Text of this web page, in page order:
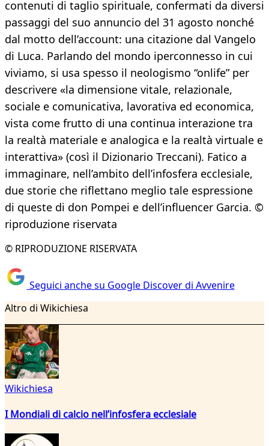
contenuti di taglio spirituale, confermati da diversi
passaggi del suo annuncio del 31 agosto nonché
dal motto dell’account: una citazione dal Vangelo
di Luca. Parlando del mondo iperconnesso in cui
viviamo, si usa spesso il neologismo “onlife” per
descrivere «la dimensione vitale, relazionale,
sociale e comunicativa, lavorativa ed economica,
vista come frutto di una continua interazione tra
la realtà materiale e analogica e la realtà virtuale e
interattiva» (così il Dizionario Treccani). Fatico a
immaginare, nell’ambito dell’infosfera ecclesiale,
due storie che riflettano meglio tale espressione
di queste di don Pompei e dell’influencer Garcia. ©
riproduzione riservata
© RIPRODUZIONE RISERVATA
Seguici anche su Google Discover di Avvenire
Altro di Wikichiesa
Wikichiesa
I Mondiali di calcio nell’infosfera ecclesiale